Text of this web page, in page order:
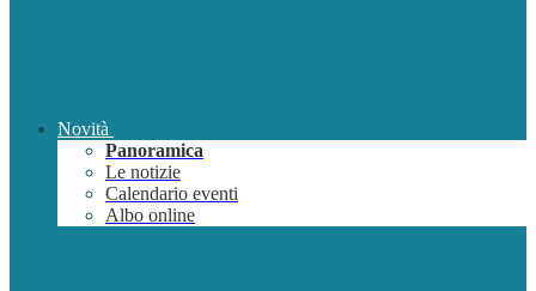
Novità
Panoramica
Le notizie
Calendario eventi
Albo online